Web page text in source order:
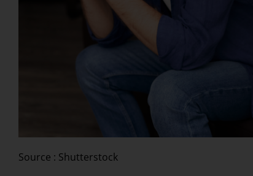
Source : Shutterstock